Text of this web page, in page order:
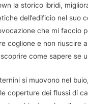
la storico ibridi,
dell’edificio nel suo
che mi faccio
coglione e non riuscire
come sapere se
si muovono nel
coperture dei flussi di